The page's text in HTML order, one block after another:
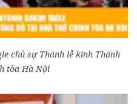
chủ sự Thánh lễ kính Thánh
tòa Hà Nội